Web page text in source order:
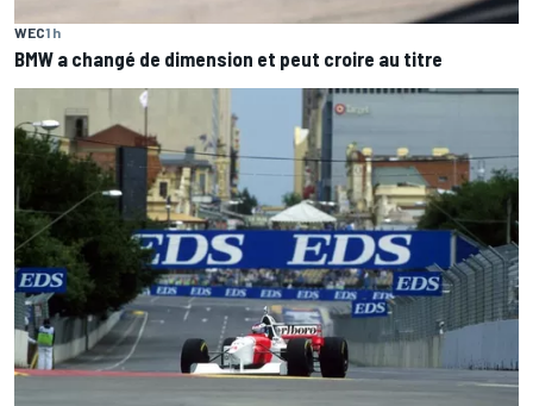
WEC1 h
BMW a changé de dimension et peut croire au titre